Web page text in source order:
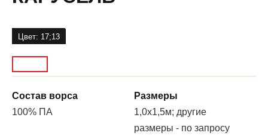
Цвет: 17;13
Состав ворса
100% ПA
Размеры
1,0х1,5м; другие
размеры - по запросу